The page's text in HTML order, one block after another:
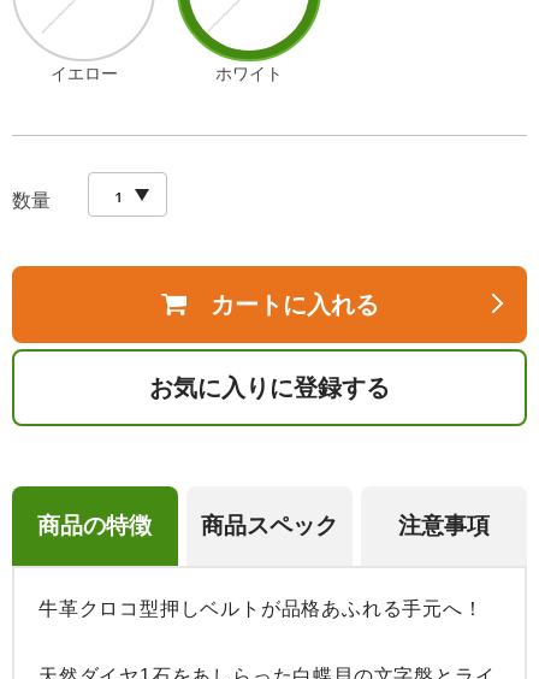
イエロー ホワイト
数量
カートに入れる
お気に入りに登録する
商品の特徴 商品スペック 注意事項
牛革クロコ型押しベルトが品格あふれる手元へ！